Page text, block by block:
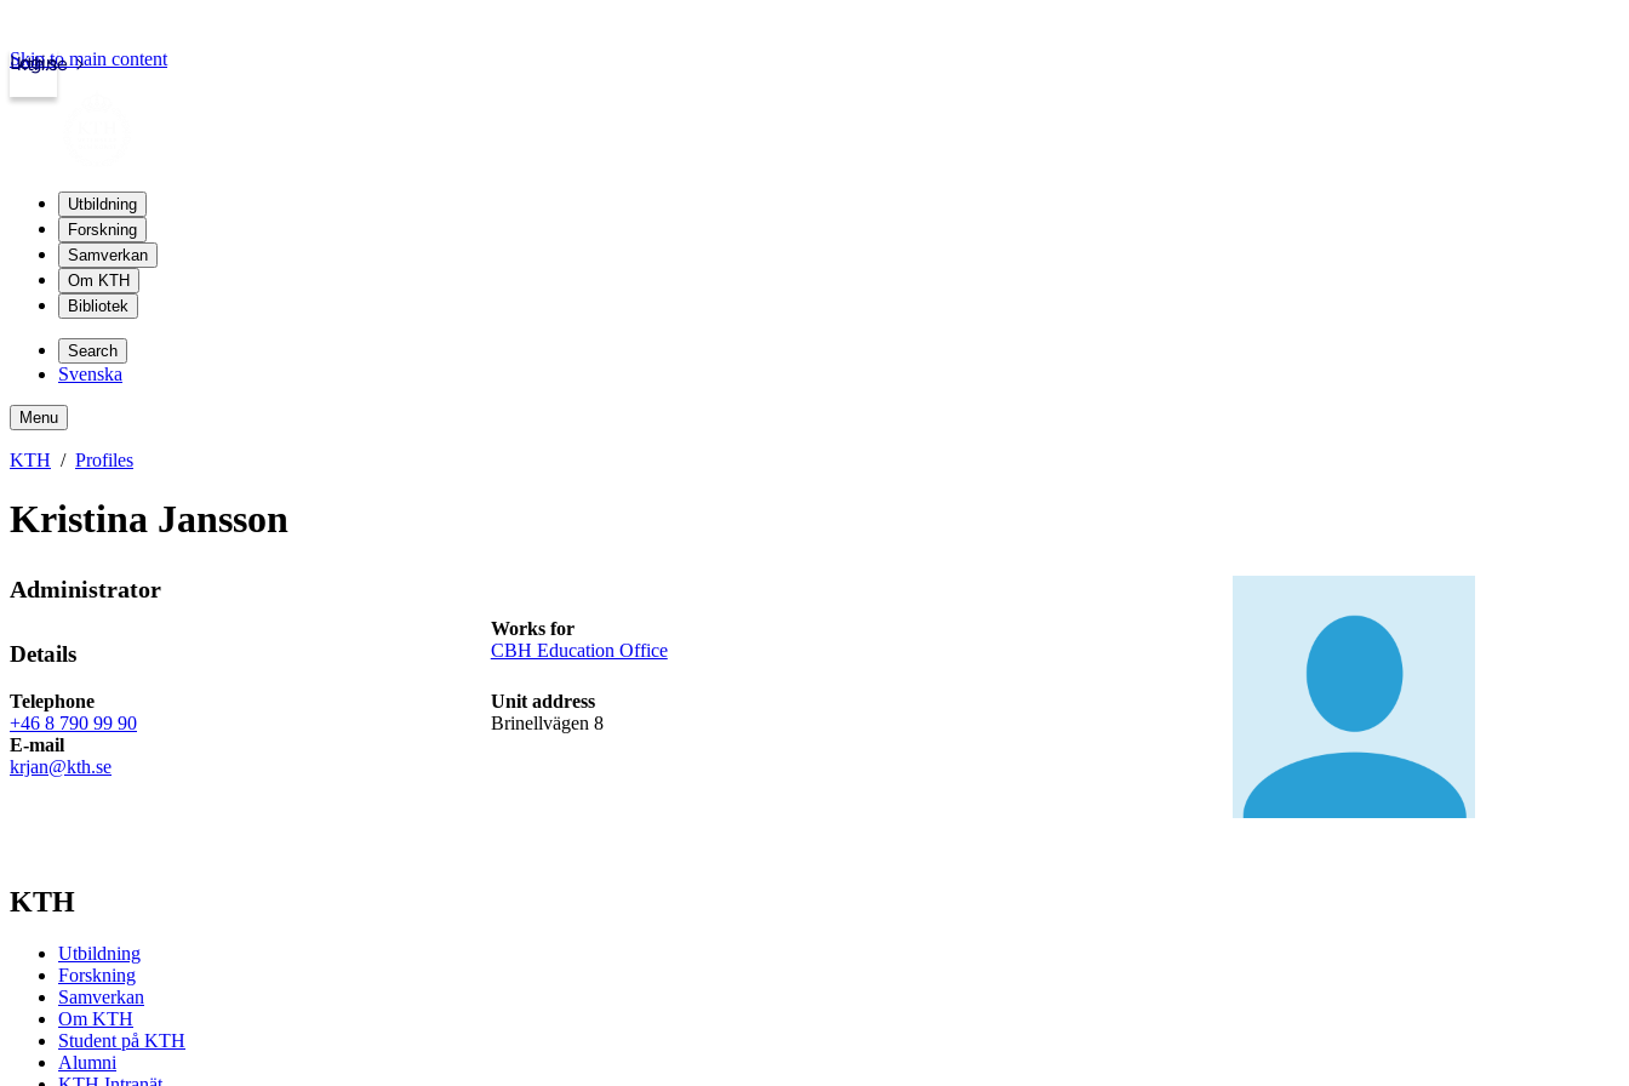
kth.se
Login
Skip to main content
Utbildning
Forskning
Samverkan
Om KTH
Bibliotek
Search
Svenska
Menu
KTH Profiles
Kristina Jansson
Administrator
Details
Works for
CBH Education Office
Telephone
+46 8 790 99 90
Unit address
Brinellvägen 8
E-mail
krjan@kth.se
KTH
Utbildning
Forskning
Samverkan
Om KTH
Student på KTH
Alumni